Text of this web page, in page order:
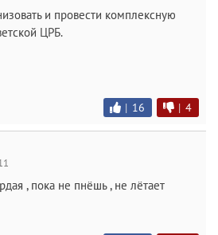
и провести комплексную
ЦРБ.
| 16 | 4
, пока не пнёшь , не лётает